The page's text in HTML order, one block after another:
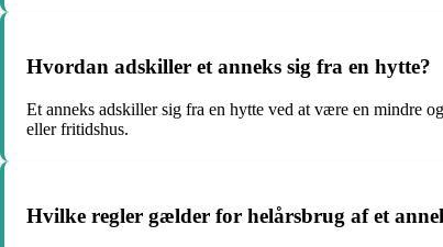
Hvordan adskiller et anneks sig fra en hytte?
Et anneks adskiller sig fra en hytte ved at være en mindre
eller fritidshus.
Hvilke regler gælder for helårsbrug af et